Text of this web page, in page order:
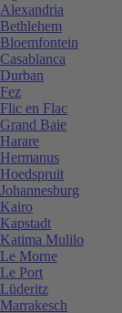
Alexandria
Bethlehem
Bloemfontein
Casablanca
Durban
Fez
Flic en Flac
Grand Baie
Harare
Hermanus
Hoedspruit
Johannesburg
Kairo
Kapstadt
Katima Mulilo
Le Morne
Le Port
Lüderitz
Marrakesch